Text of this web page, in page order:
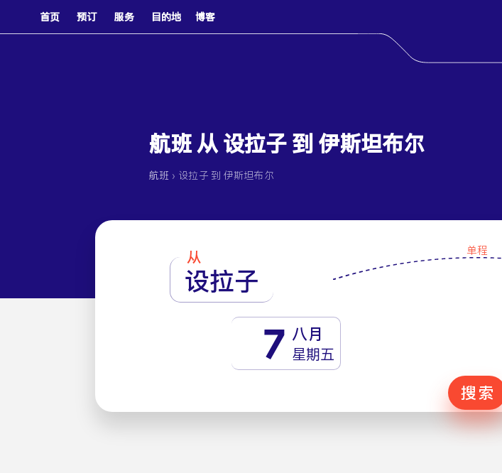
首页 预订 服务 目的地 博客
航班 从 设拉子 到 伊斯坦布尔
航班 › 设拉子 到 伊斯坦布尔
从
设拉子
单程
7 八月
星期五
搜索